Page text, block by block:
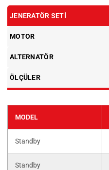
JENERATÖR SETI
MOTOR
ALTERNATÖR
ÖLÇÜLER
MODEL
Standby
Standby